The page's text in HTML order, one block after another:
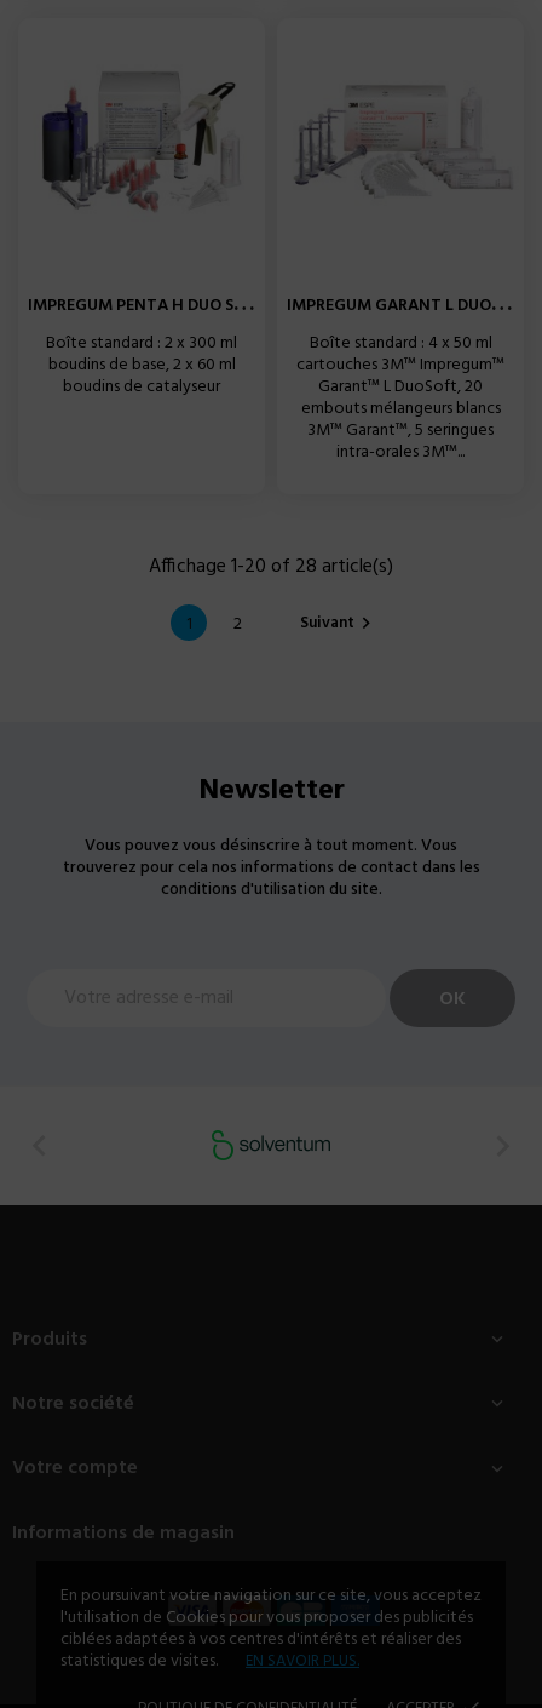
En poursuivant votre navigation sur ce site, vous acceptez
l'utilisation de Cookies pour vous proposer des publicités
ciblées adaptées à vos centres d'intérêts et réaliser des
statistiques de visites.
EN SAVOIR PLUS.
I
MPREGUM PENTA H DUO SOFT...
Boîte standard : 2 x 300 ml
boudins de base, 2 x 60 ml
boudins de catalyseur
I
MPREGUM GARANT L DUOSOFT...
Boîte standard : 4 x 50 ml
cartouches 3M™ Impregum™
Garant™ L DuoSoft, 20
embouts mélangeurs blancs
3M™ Garant™, 5 seringues
intra-orales 3M™...
Affichage 1-20 of 28 article(s)
1 2 Suivant 
Newsletter
Vous pouvez vous désinscrire à tout moment. Vous
trouverez pour cela nos informations de contact dans les
conditions d'utilisation du site.
Produits 
Notre société 
Votre compte 
Informations de magasin